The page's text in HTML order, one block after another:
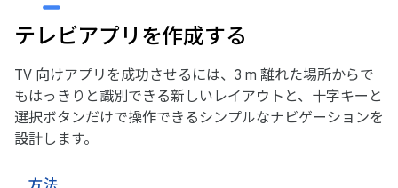
テレビアプリを作成する
TV 向けアプリを成功させるには、3 m 離れた場所からで
もはっきりと識別できる新しいレイアウトと、十字キーと
選択ボタンだけで操作できるシンプルなナビゲーションを
設計します。